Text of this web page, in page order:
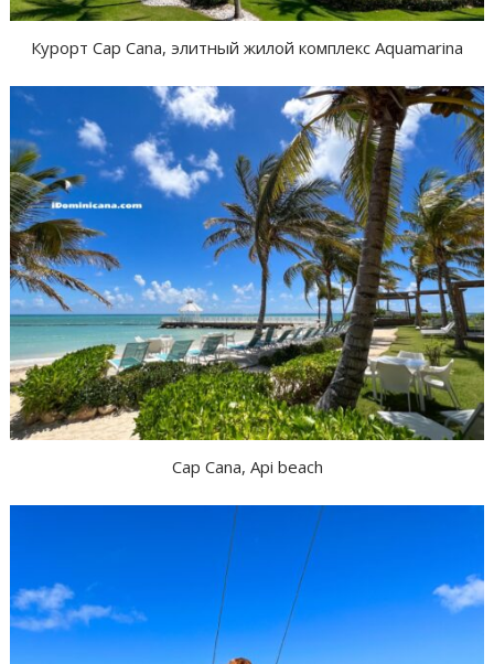
Курорт Cap Cana, элитный жилой комплекс Aquamarina
Cap Cana, Api beach